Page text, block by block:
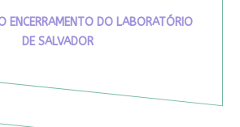
ENCERRAMENTO DO LABORATÓRIO
DE SALVADOR